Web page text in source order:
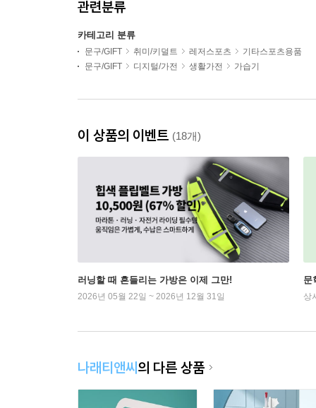
관련분류
카테고리 분류
문구/GIFT 취미/키덜트 레저스포츠
기타스포츠용품
문구/GIFT
디지털/가전 생활가전 가습기
이 상품의 이벤트 (18개)
러닝할 때 흔들리는 가방은 이제 그만!
2026년 05월 22일 ~ 2026년 12월 31일
문
상
나래티앤씨의 다른 상품